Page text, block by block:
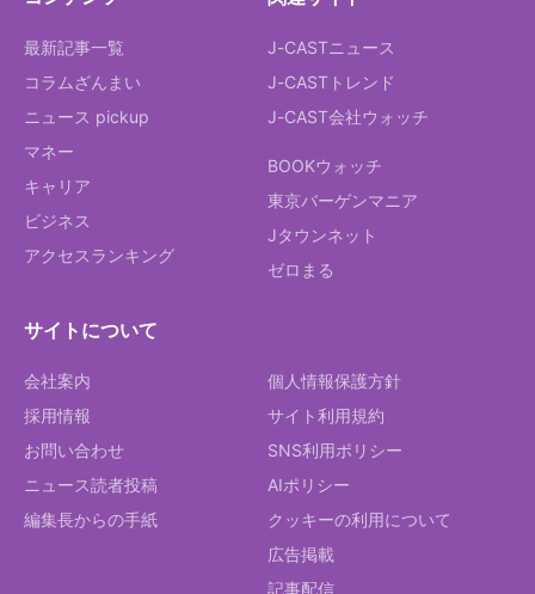
最新記事一覧
コラムざんまい
ニュース pickup
マネー
キャリア
ビジネス
アクセスランキング
J-CASTニュース
J-CASTトレンド
J-CAST会社ウォッチ
BOOKウォッチ
東京バーゲンマニア
Jタウンネット
ゼロまる
サイトについて
会社案内
採用情報
お問い合わせ
ニュース読者投稿
編集長からの手紙
個人情報保護方針
サイト利用規約
SNS利用ポリシー
AIポリシー
クッキーの利用について
広告掲載
記事配信